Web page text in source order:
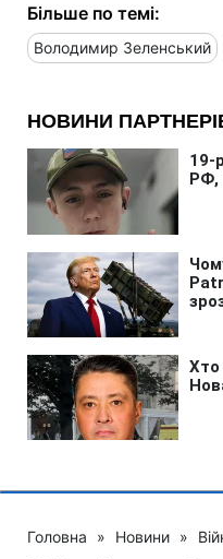
Більше по темі:
Володимир Зеленський
Головна » Новини »